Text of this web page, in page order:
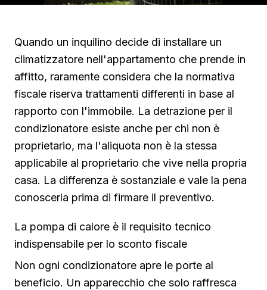
Quando un inquilino decide di installare un
climatizzatore nell'appartamento che prende in
affitto, raramente considera che la normativa
fiscale riserva trattamenti differenti in base al
rapporto con l'immobile. La detrazione per il
condizionatore esiste anche per chi non è
proprietario, ma l'aliquota non è la stessa
applicabile al proprietario che vive nella propria
casa. La differenza è sostanziale e vale la pena
conoscerla prima di firmare il preventivo.
La pompa di calore è il requisito tecnico
indispensabile per lo sconto fiscale
Non ogni condizionatore apre le porte al
beneficio. Un apparecchio che solo raffresca